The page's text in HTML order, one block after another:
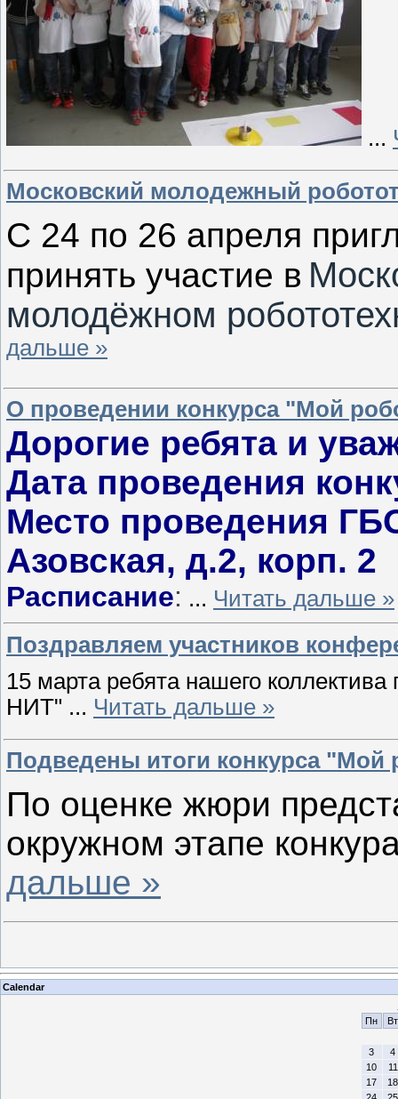
...
Московский молодежный
С 24 по 26 апреля
принять участие в
молодёжном
дальше »
О проведении конкурса "Мой
Дорогие ребята и
Дата проведения
Место проведения
Азовская, д.2, корп. 2
Расписание: ... Читать дальше »
Поздравляем участников
15 марта ребята нашего
НИТ" ... Читать дальше »
Подведены итоги конкурса "Мой
По оценке жюри
окружном этапе
дальше »
Calendar
Пн
Вт
3
4
10
11
17
18